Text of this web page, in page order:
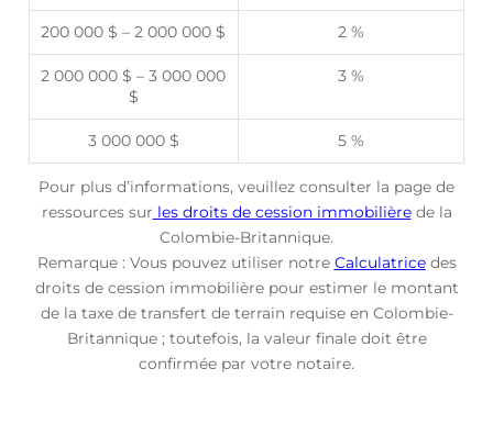
200 000 $ – 2 000 000 $ 2 %
2 000 000 $ – 3 000 000
$
3 %
3 000 000 $ 5 %
Pour plus d’informations, veuillez consulter la page de
ressources sur les droits de cession immobilièrede la
Colombie-Britannique.
Remarque : Vous pouvez utiliser notre Calculatricedes
droits de cession immobilière pour estimer le montant
de la taxe de transfert de terrain requise en Colombie-
Britannique ; toutefois, la valeur finale doit être
confirmée par votre notaire.